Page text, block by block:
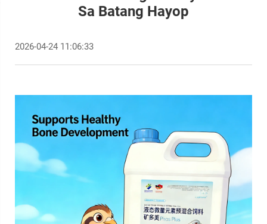
Sa Batang Hayop
2026-04-24 11:06:33